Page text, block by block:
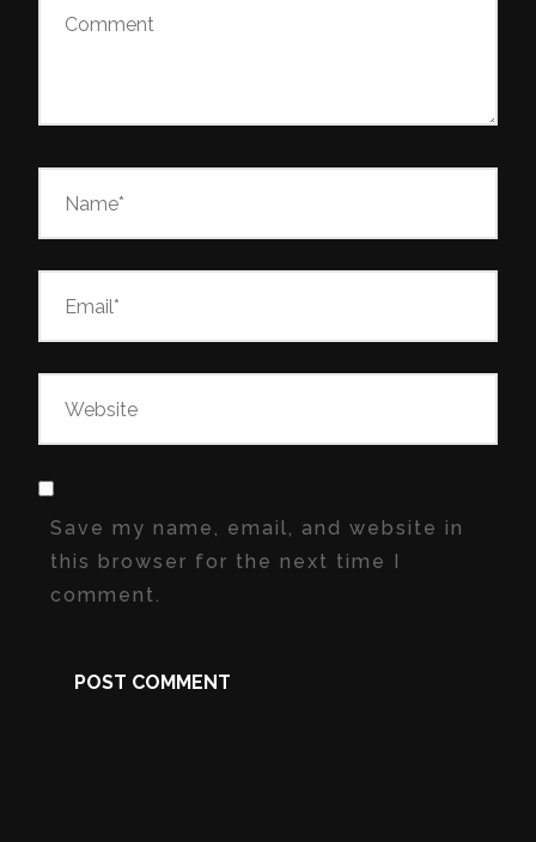
Save my name, email, and website in
this browser for the next time I
comment.